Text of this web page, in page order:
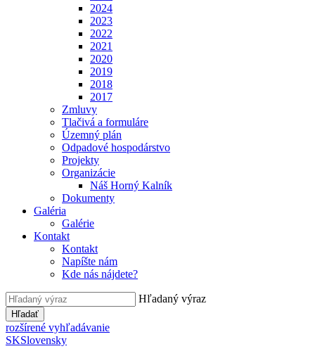
2024
2023
2022
2021
2020
2019
2018
2017
Zmluvy
Tlačivá a formuláre
Územný plán
Odpadové hospodárstvo
Projekty
Organizácie
Náš Horný Kalník
Dokumenty
Galéria
Galérie
Kontakt
Kontakt
Napíšte nám
Kde nás nájdete?
Hľadaný výraz
Hľadať
rozšírené vyhľadávanie
SKSlovensky